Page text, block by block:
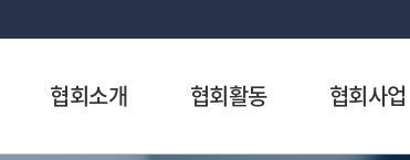
협회소개 협회활동 협회사업